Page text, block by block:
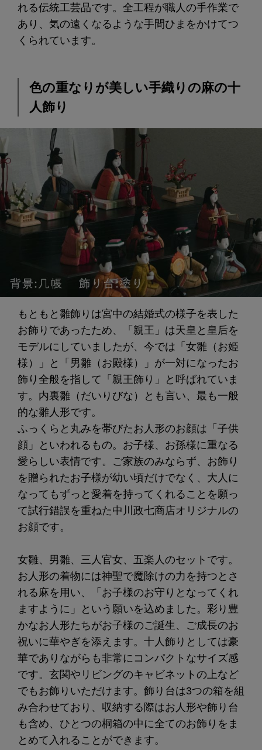
れる伝統工芸品です。全工程が職人の手作業で
あり、気の遠くなるような手間ひまをかけてつ
くられています。
色の重なりが美しい手織りの麻の十
人飾り
もともと雛飾りは宮中の結婚式の様子を表した
お飾りであったため、「親王」は天皇と皇后を
モデルにしていましたが、今では「女雛（お姫
様）」と「男雛（お殿様）」が一対になったお
飾り全般を指して「親王飾り」と呼ばれていま
す。内裏雛（だいりびな）とも言い、最も一般
的な雛人形です。
ふっくらと丸みを帯びたお人形のお顔は「子供
顔」といわれるもの。お子様、お孫様に重なる
愛らしい表情です。ご家族のみならず、お飾り
を贈られたお子様が幼い頃だけでなく、大人に
なってもずっと愛着を持ってくれることを願っ
て試行錯誤を重ねた中川政七商店オリジナルの
お顔です。
女雛、男雛、三人官女、五楽人のセットです。
お人形の着物には神聖で魔除けの力を持つとさ
れる麻を用い、「お子様のお守りとなってくれ
ますように」という願いを込めました。彩り豊
かなお人形たちがお子様のご誕生、ご成長のお
祝いに華やぎを添えます。十人飾りとしては豪
華でありながらも非常にコンパクトなサイズ感
です。玄関やリビングのキャビネットの上など
でもお飾りいただけます。飾り台は3つの箱を組
み合わせており、収納する際はお人形や飾り台
も含め、ひとつの桐箱の中に全てのお飾りをま
とめて入れることができます。